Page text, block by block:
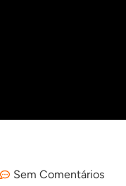
Sem Comentários